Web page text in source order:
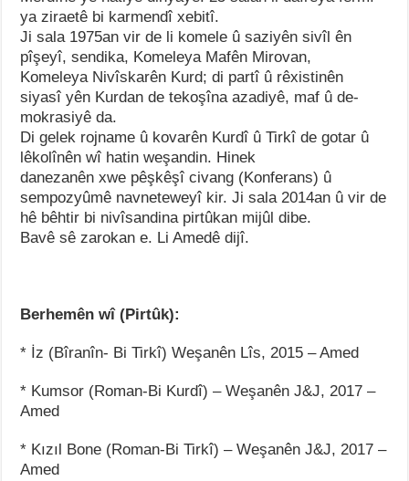
ya ziraetê bi karmendî xebitî.
Ji sala 1975an vir de li komele û saziyên sivîl ên
pîşeyî, sendika, Komeleya Mafên Mirovan,
Komeleya Nivîskarên Kurd; di partî û rêxistinên
siyasî yên Kurdan de tekoşîna azadiyê, maf û de­
mokrasiyê da.
Di gelek rojname û kovarên Kurdî û Tirkî de gotar û
lêkolînên wî hatin weşandin. Hinek
danezanên xwe pêşkêşî civang (Konferans) û
sempozyûmê navneteweyî kir. Ji sala 2014an û vir de
hê bêhtir bi nivîsandina pirtûkan mijûl dibe.
Bavê sê zarokan e. Li Amedê dijî.
Berhemên wî (Pirtûk):
* İz (Bîranîn- Bi Tirkî) Weşanên Lîs, 2015 – Amed
* Kumsor (Roman-Bi Kurdî) – Weşanên J&J, 2017 –
Amed
* Kızıl Bone (Roman-Bi Tirkî) – Weşanên J&J, 2017 –
Amed